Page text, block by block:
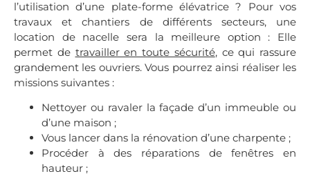
l’utilisation d’une plate-forme élévatrice ? Pour vos
travaux et chantiers de différents secteurs, une
location de nacelle sera la meilleure option : Elle
permet de travailler en toute sécurité, ce qui rassure
grandement les ouvriers. Vous pourrez ainsi réaliser les
missions suivantes :
Nettoyer ou ravaler la façade d’un immeuble ou
d’une maison ;
Vous lancer dans la rénovation d’une charpente ;
Procéder à des réparations de fenêtres en
hauteur ;